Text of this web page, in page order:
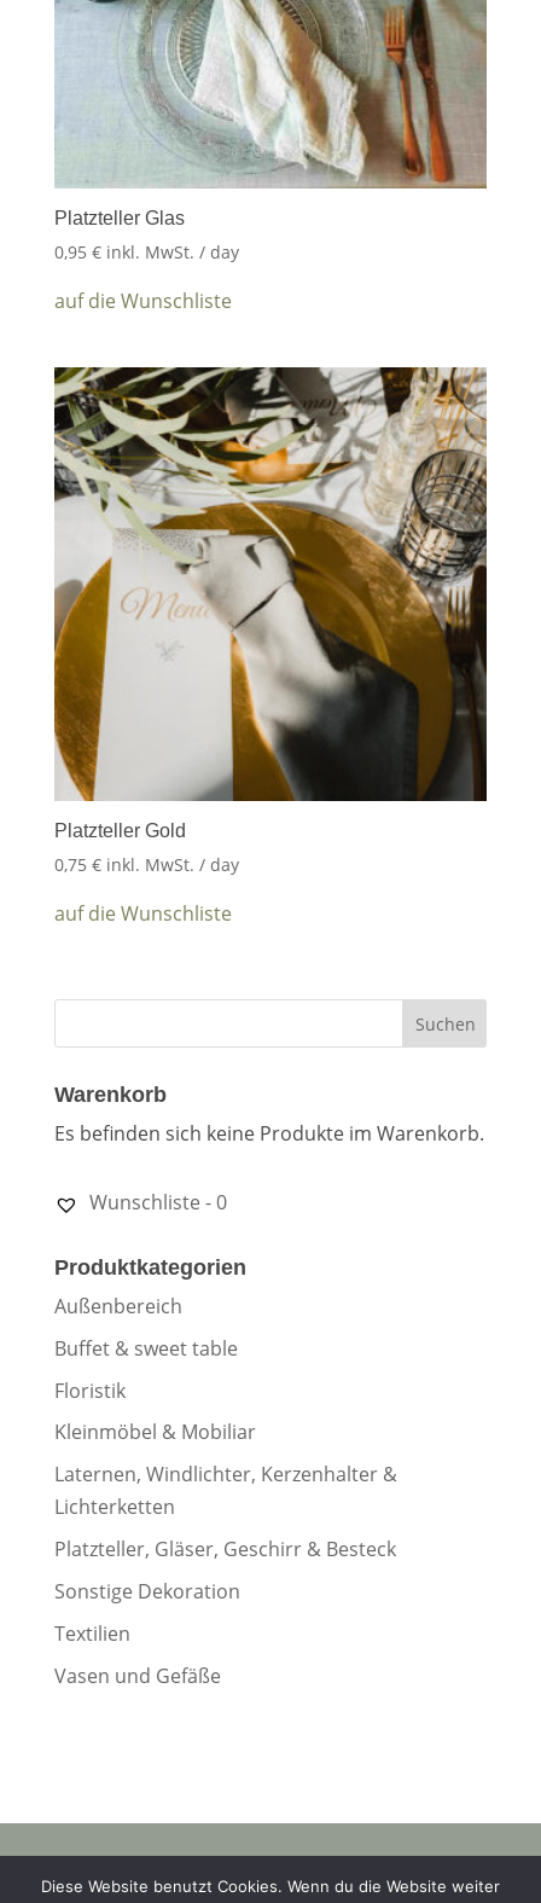
Platzteller Glas
0,95 € inkl. MwSt. / day
auf die Wunschliste
Platzteller Gold
0,75 € inkl. MwSt. / day
auf die Wunschliste
Warenkorb
Es befinden sich keine Produkte im Warenkorb.
Wunschliste -0
Produktkategorien
Außenbereich
Buffet & sweet table
Floristik
Kleinmöbel & Mobiliar
Laternen, Windlichter, Kerzenhalter &
Lichterketten
Platzteller, Gläser, Geschirr & Besteck
Sonstige Dekoration
Textilien
Vasen und Gefäße
Diese Website benutzt Cookies. Wenn du die Website weiter